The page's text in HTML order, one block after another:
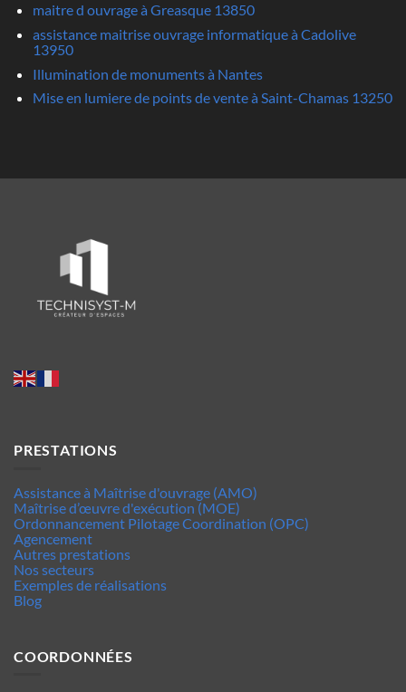
maitre d ouvrage à Greasque 13850
assistance maitrise ouvrage informatique à Cadolive
13950
Illumination de monuments à Nantes
Mise en lumiere de points de vente à Saint-Chamas 13250
PRESTATIONS
Assistance à Maîtrise d'ouvrage (AMO)
Maîtrise d’œuvre d'exécution (MOE)
Ordonnancement Pilotage Coordination (OPC)
Agencement
Autres prestations
Nos secteurs
Exemples de réalisations
Blog
COORDONNÉES